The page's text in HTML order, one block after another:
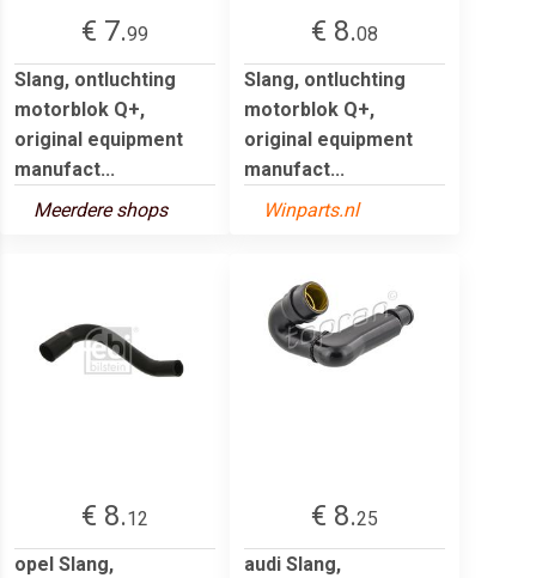
€ 7.99
Slang, ontluchting
motorblok Q+,
original equipment
manufact...
Meerdere shops
€ 8.08
Slang, ontluchting
motorblok Q+,
original equipment
manufact...
Winparts.nl
€ 8.12
opel Slang,
€ 8.25
audi Slang,